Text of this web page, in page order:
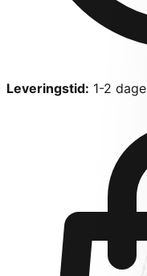
Leveringstid: 1-2 dage